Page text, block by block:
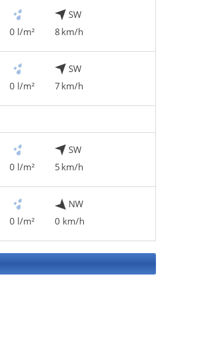
0 l/m²
SW
8 km/h
0 l/m²
SW
7 km/h
0 l/m²
SW
5 km/h
0 l/m²
NW
0 km/h